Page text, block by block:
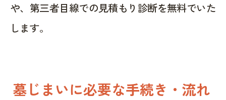
や、第三者目線での見積もり診断を無料でいた
します。
墓じまいに必要な手続き・流れ